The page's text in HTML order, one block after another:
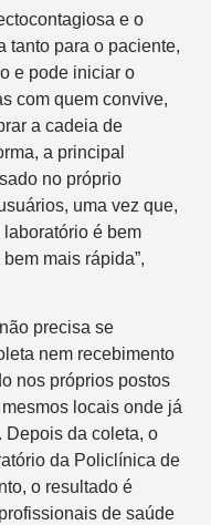
e o
tanto para o paciente,
e pode iniciar o
com quem convive,
a cadeia de
a principal
no próprio
uma vez que,
é bem
mais rápida”,
precisa se
nem recebimento
nos próprios postos
locais onde já
Depois da coleta, o
da Policlínica de
o resultado é
de saúde